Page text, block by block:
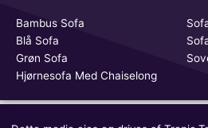
Bambus Sofa
Blå Sofa
Grøn Sofa
Hjørnesofa Med Chaiselong